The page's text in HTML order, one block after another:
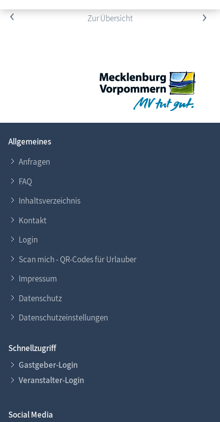
< Zur Übersicht >
Allgemeines
Anfragen
FAQ
Inhaltsverzeichnis
Kontakt
Login
Scan mich - QR-Codes für Urlauber
Impressum
Datenschutz
Datenschutzeinstellungen
Schnellzugriff
Gastgeber-Login
Veranstalter-Login
Social Media